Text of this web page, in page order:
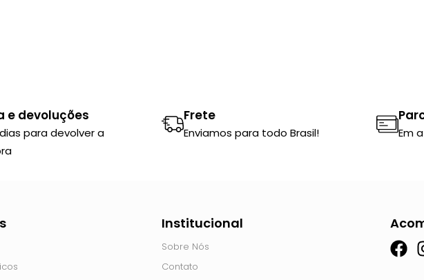
e devoluções
para devolver a
Frete
Enviamos para todo Brasil! Em
Institucional
Sobre Nós
Contato
F